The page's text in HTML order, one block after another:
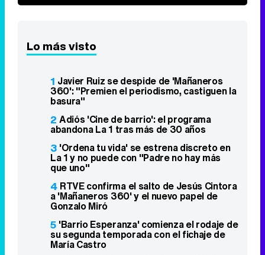
Lo más visto
1 Javier Ruiz se despide de 'Mañaneros
360': "Premien el periodismo, castiguen la
basura"
2 Adiós 'Cine de barrio': el programa
abandona La 1 tras más de 30 años
3 'Ordena tu vida' se estrena discreto en
La 1 y no puede con "Padre no hay más
que uno"
4 RTVE confirma el salto de Jesús Cintora
a 'Mañaneros 360' y el nuevo papel de
Gonzalo Miró
5 'Barrio Esperanza' comienza el rodaje de
su segunda temporada con el fichaje de
María Castro